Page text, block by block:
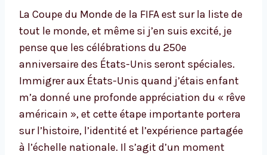
La Coupe du Monde de la FIFA est sur la liste de
tout le monde, et même si j’en suis excité, je
pense que les célébrations du 250e
anniversaire des États-Unis seront spéciales.
Immigrer aux États-Unis quand j’étais enfant
m’a donné une profonde appréciation du « rêve
américain », et cette étape importante portera
sur l’histoire, l’identité et l’expérience partagée
à l’échelle nationale. Il s’agit d’un moment